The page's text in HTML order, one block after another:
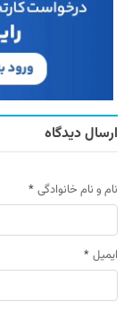
ارسال دیدگاه
نام و نام خانوادگی *
ایمیل *